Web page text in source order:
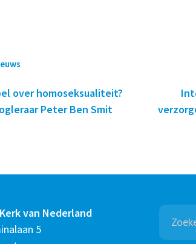
over homoseksualiteit?
Peter Ben Smit
van Nederland
5